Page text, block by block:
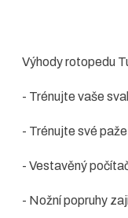
Výhody rotopedu
- Trénujte vaše
- Trénujte své
- Vestavěný
- Nožní popruhy